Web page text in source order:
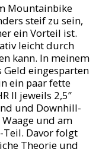
Mountainbike
steif zu sein,
ein Vorteil ist.
leicht durch
kann. In meinem
eingesparten
ein paar fette
II jeweils 2,5”
und Downhill-
und am
Davor folgt
Theorie und